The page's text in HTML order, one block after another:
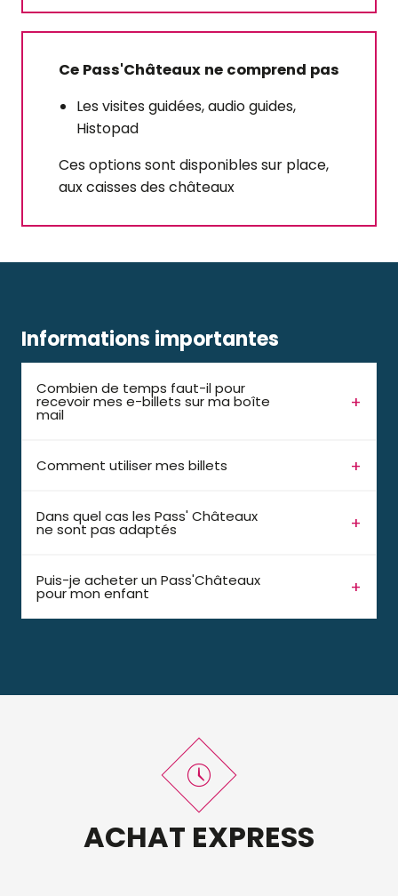
Ce Pass'Châteaux ne comprend pas
Les visites guidées, audio guides,
Histopad
Ces options sont disponibles sur place,
aux caisses des châteaux
Informations importantes
Combien de temps faut-il pour
recevoir mes e-billets sur ma boîte
mail
Comment utiliser mes billets
Dans quel cas les Pass' Châteaux
ne sont pas adaptés
Puis-je acheter un Pass'Châteaux
pour mon enfant
ACHAT EXPRESS